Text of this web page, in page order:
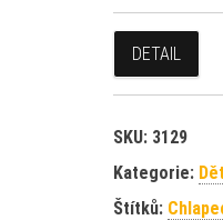
DETAIL
SKU: 3129
Kategorie:
Štítků: